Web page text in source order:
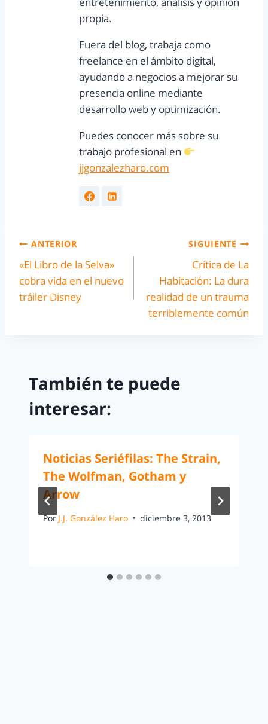
propia.
Fuera del blog, trabaja como
freelance en el ámbito digital,
ayudando a negocios a mejorar su
presencia online mediante
desarrollo web y optimización.
Puedes conocer más sobre su
trabajo profesional en
jjgonzalezharo.com
ANTERIOR
«El Libro de la Selva»
cobra vida en el nuevo
tráiler Disney
SIGUIENTE
Crítica de La
Habitación: La dura
realidad de un trauma
terriblemente común
También te puede
interesar:
Noticias Seriéfilas: The Strain,
The Wolfman, Gotham y
Arrow
Por J.J. González Haro diciembre 3, 2013